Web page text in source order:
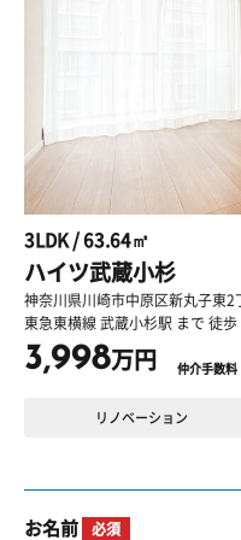
3LDK / 63.64㎡
ハイツ武蔵小杉
神奈川県川崎市中原区新丸子東2
東急東横線 武蔵小杉駅 まで 徒歩
3,998万円 仲介手数料
リノベーション
お名前 必須